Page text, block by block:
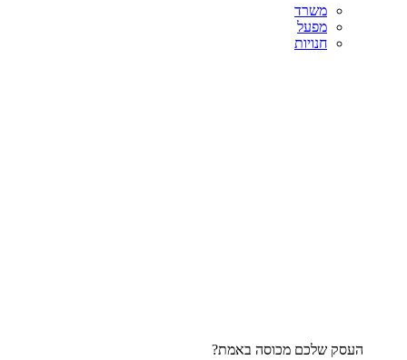
משרד
מפעל
חנויות
העסק שלכם מכוסה באמת?